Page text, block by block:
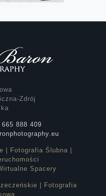
Zdrój
665 888 409
Fotografia Ślubna
Spacery
Fotografia